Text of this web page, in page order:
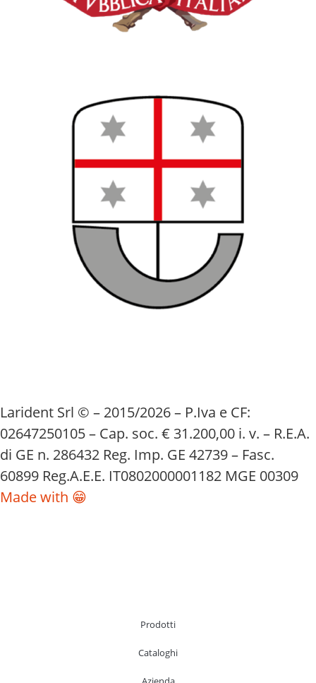
Larident Srl © – 2015/2026 – P.Iva e CF:
02647250105 – Cap. soc. € 31.200,00 i. v. – R.E.A.
di GE n. 286432 Reg. Imp. GE 42739 – Fasc.
60899 Reg.A.E.E. IT0802000001182 MGE 00309
Made with 😁
Prodotti
Cataloghi